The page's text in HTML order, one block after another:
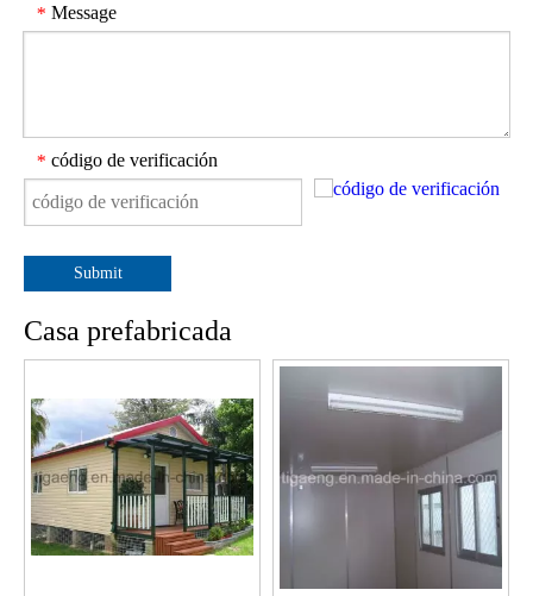
* Message
* código de verificación
Submit
Casa prefabricada